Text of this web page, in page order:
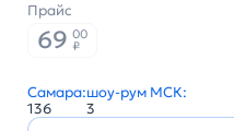
Прайс
69 00
₽
Самара:
136
шоу-рум МСК:
3